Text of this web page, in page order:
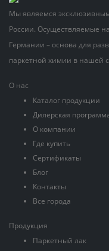
Мы являемся
России. Осуществляемые
Германии – основа для
паркетной химии в нашей
О нас
Каталог продукции
Дилерская
О компании
Где купить
Сертификаты
Блог
Контакты
Все города
Продукция
Паркетный лак